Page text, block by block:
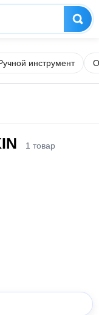
инструмент
1 товар